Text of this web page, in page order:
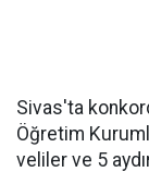
Sivas'ta
Öğretim
veliler ve 5